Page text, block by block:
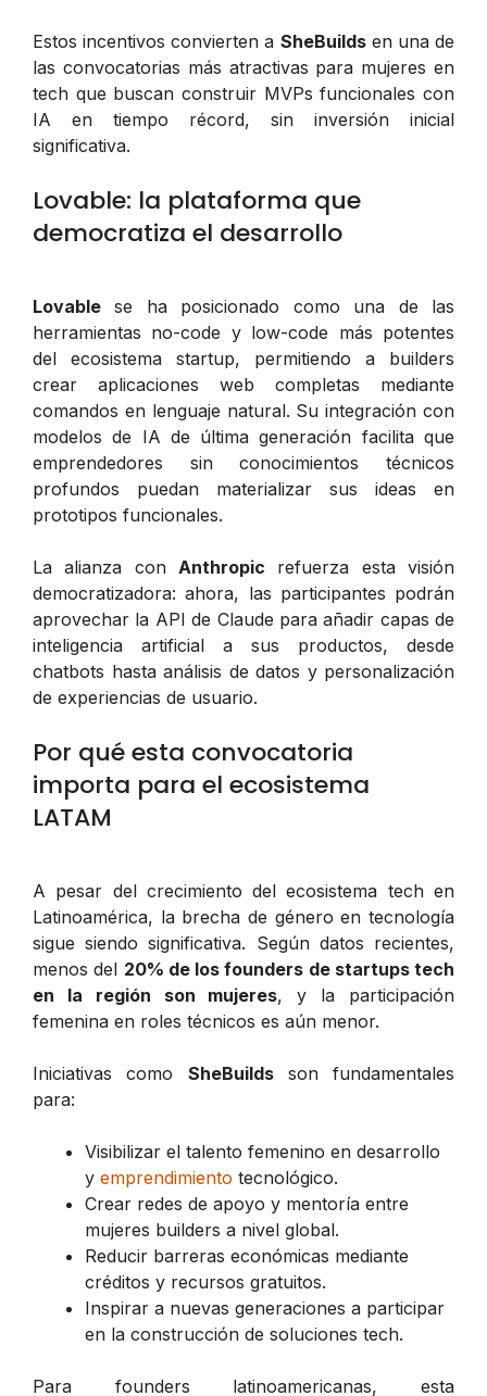
Estos incentivos convierten a SheBuildsen una de
las convocatorias más atractivas para mujeres en
tech que buscan construir MVPs funcionales con
IA en tiempo récord, sin inversión inicial
significativa.
Lovable: la plataforma que
democratiza el desarrollo
Lovable se ha posicionado como una de las
herramientas no-code y low-code más potentes
del ecosistema startup, permitiendo a builders
crear aplicaciones web completas mediante
comandos en lenguaje natural. Su integración con
modelos de IA de última generación facilita que
emprendedores sin conocimientos técnicos
profundos puedan materializar sus ideas en
prototipos funcionales.
La alianza con Anthropic refuerza esta visión
democratizadora: ahora, las participantes podrán
aprovechar la API de Claude para añadir capas de
inteligencia artificial a sus productos, desde
chatbots hasta análisis de datos y personalización
de experiencias de usuario.
Por qué esta convocatoria
importa para el ecosistema
LATAM
A pesar del crecimiento del ecosistema tech en
Latinoamérica, la brecha de género en tecnología
sigue siendo significativa. Según datos recientes,
menos del 20% de los founders de startups tech
en la región son mujeres, y la participación
femenina en roles técnicos es aún menor.
Iniciativas como SheBuildsson fundamentales
para:
Visibilizar el talento femenino en desarrollo
y emprendimiento tecnológico.
Crear redes de apoyo y mentoría entre
mujeres builders a nivel global.
Reducir barreras económicas mediante
créditos y recursos gratuitos.
Inspirar a nuevas generaciones a participar
en la construcción de soluciones tech.
Para founders latinoamericanas, esta